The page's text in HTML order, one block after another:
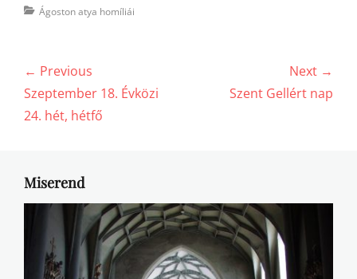
Categories
Ágoston atya homíliái
Bejegyzés
navigáció
← Previous
Previous
post:
Szeptember 18. Évközi
24. hét, hétfő
Next →
Szent Gellért nap
Miserend